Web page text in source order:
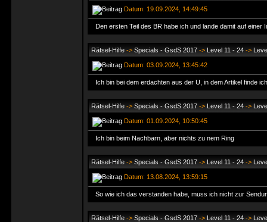
Datum: 19.09.2024, 14:49:45
Den ersten Teil des BR habe ich und lande damit auf einer
Rätsel-Hilfe -> Specials - GsdS 2017 -> Level 11 - 24 ->
Datum: 03.09.2024, 13:45:42
Ich bin bei dem erdachten aus der U, in dem Artikel finde
Rätsel-Hilfe -> Specials - GsdS 2017 -> Level 11 - 24 ->
Datum: 01.09.2024, 10:50:45
Ich bin beim Nachbarn, aber nichts zu nem Ring
Rätsel-Hilfe -> Specials - GsdS 2017 -> Level 11 - 24 ->
Datum: 13.08.2024, 13:59:15
So wie ich das verstanden habe, muss ich nicht zur
Rätsel-Hilfe -> Specials - GsdS 2017 -> Level 11 - 24 ->